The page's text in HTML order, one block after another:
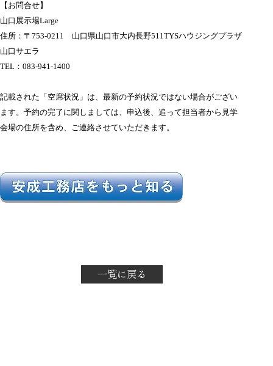
【お問合せ】
山口展示場Large
住所：〒753-0211 山口県山口市大内長野511TYSハウジングプラザ
山口サエラ
TEL：083-941-1400
記載された「空席状況」は、最新の予約状況ではない場合がござい
ます。 予約の完了に関しましては、申込後、追って担当者から見学
会場の住所を含め、ご連絡させていただきます。
一覧に戻る